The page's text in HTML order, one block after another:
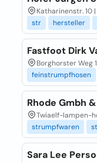
Katharinenstr. 10
str
hersteller
Fastfoot Dirk
Borghorster Weg
feinstrumpfhosen
Rhode Gmbh
Twiaelf-lampen-
strumpfwaren
Sara Lee